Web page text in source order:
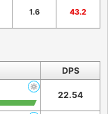
1.6 43.2
DPS
22.54